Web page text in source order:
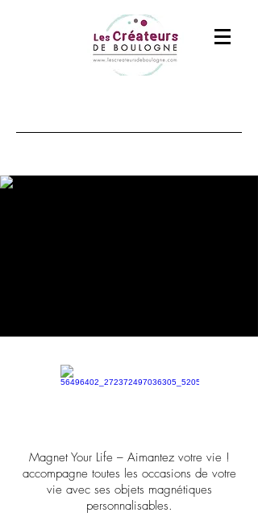
Magnet Your Life – Aimantez votre vie !
accompagne toutes les occasions de votre
vie avec ses objets magnétiques
personnalisables.